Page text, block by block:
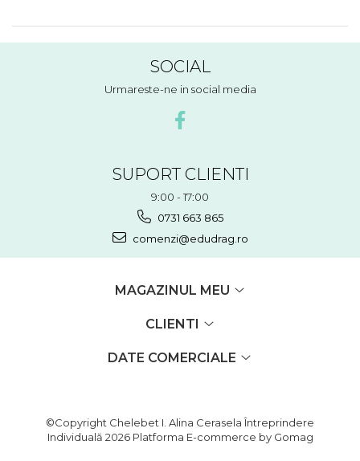
SOCIAL
Urmareste-ne in social media
SUPORT CLIENTI
9:00 - 17:00
0731 663 865
comenzi@edudrag.ro
MAGAZINUL MEU
CLIENTI
DATE COMERCIALE
©Copyright Chelebet I. Alina Cerasela Întreprindere
Individuală 2026 Platforma E-commerce by Gomag